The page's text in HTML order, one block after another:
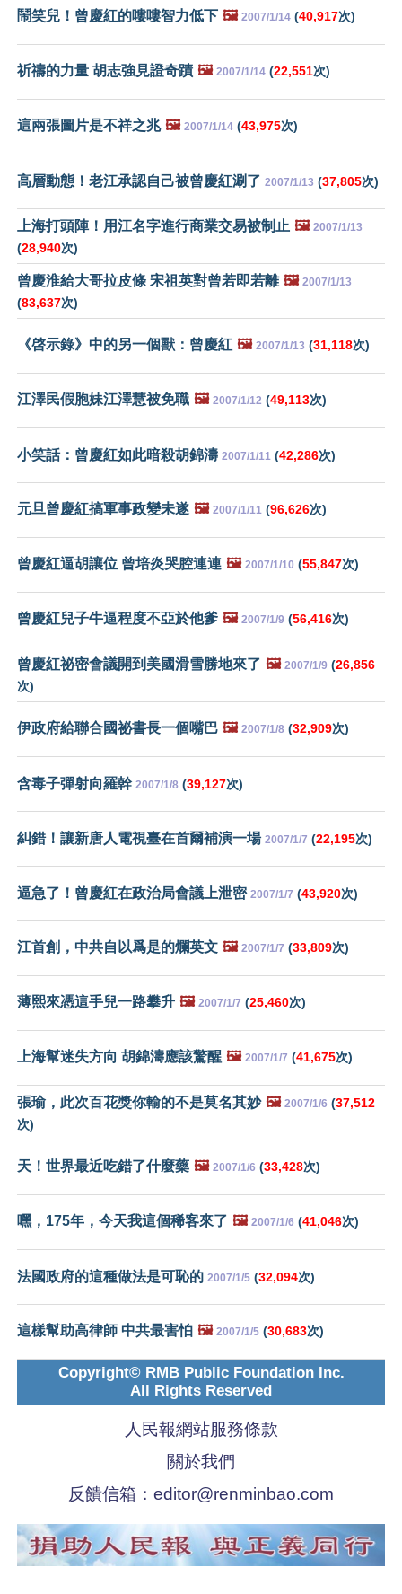
鬧笑兒！曾慶紅的嘍嘍智力低下 🖼️ 2007/1/14 (40,917次)
祈禱的力量 胡志強見證奇蹟 🖼️ 2007/1/14 (22,551次)
這兩張圖片是不祥之兆 🖼️ 2007/1/14 (43,975次)
高層動態！老江承認自己被曾慶紅涮了 2007/1/13 (37,805次)
上海打頭陣！用江名字進行商業交易被制止 🖼️ 2007/1/13
(28,940次)
曾慶淮給大哥拉皮條 宋祖英對曾若即若離 🖼️ 2007/1/13
(83,637次)
《啓示錄》中的另一個獸：曾慶紅 🖼️ 2007/1/13 (31,118次)
江澤民假胞妹江澤慧被免職 🖼️ 2007/1/12 (49,113次)
小笑話：曾慶紅如此暗殺胡錦濤 2007/1/11 (42,286次)
元旦曾慶紅搞軍事政變未遂 🖼️ 2007/1/11 (96,626次)
曾慶紅逼胡讓位 曾培炎哭腔連連 🖼️ 2007/1/10 (55,847次)
曾慶紅兒子牛逼程度不亞於他爹 🖼️ 2007/1/9 (56,416次)
曾慶紅祕密會議開到美國滑雪勝地來了 🖼️ 2007/1/9 (26,856
次)
伊政府給聯合國祕書長一個嘴巴 🖼️ 2007/1/8 (32,909次)
含毒子彈射向羅幹 2007/1/8 (39,127次)
糾錯！讓新唐人電視臺在首爾補演一場 2007/1/7 (22,195次)
逼急了！曾慶紅在政治局會議上泄密 2007/1/7 (43,920次)
江首創，中共自以爲是的爛英文 🖼️ 2007/1/7 (33,809次)
薄熙來憑這手兒一路攀升 🖼️ 2007/1/7 (25,460次)
上海幫迷失方向 胡錦濤應該驚醒 🖼️ 2007/1/7 (41,675次)
張瑜，此次百花獎你輸的不是莫名其妙 🖼️ 2007/1/6 (37,512
次)
天！世界最近吃錯了什麼藥 🖼️ 2007/1/6 (33,428次)
嘿，175年，今天我這個稀客來了 🖼️ 2007/1/6 (41,046次)
法國政府的這種做法是可恥的 2007/1/5 (32,094次)
這樣幫助高律師 中共最害怕 🖼️ 2007/1/5 (30,683次)
Copyright© RMB Public Foundation Inc.
All Rights Reserved
人民報網站服務條款
關於我們
反饋信箱： editor@renminbao.com